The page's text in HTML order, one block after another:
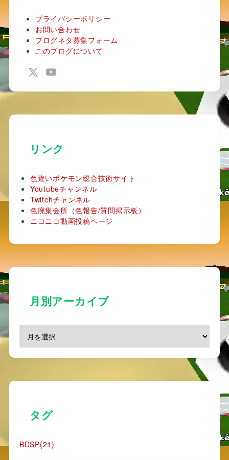
プライバシーポリシー
お問い合わせ
ブログネタ募集フォーム
このブログについて
リンク
色違いポケモン総合技術サイト
Youtubeチャンネル
Twitchチャンネル
色廃集会所（色報告/質問掲示板）
ニコニコ動画投稿ページ
月別アーカイブ
タグ
BDSP(21)